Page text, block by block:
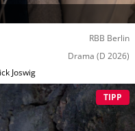
RBB Berlin
Drama (D 2026)
Joswig
TIPP